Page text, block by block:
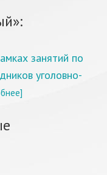
занятий по
уголовно-